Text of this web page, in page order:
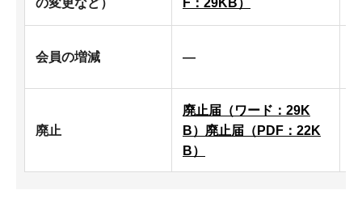
会員の増減 ―
廃止
廃止届（ワード：29K
B） 廃止届（PDF：22K
B）